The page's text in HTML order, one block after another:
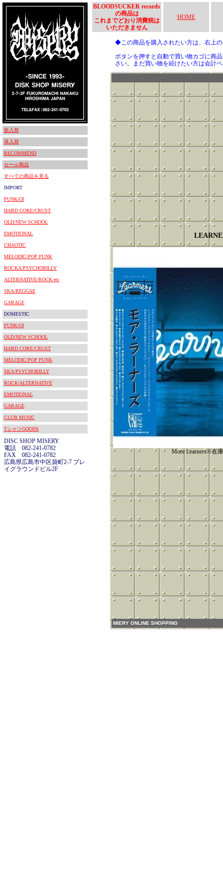
新入荷
再入荷
RECOMMEND
セール商品
すべての商品を見る
IMPORT
PUNK/OI
HARD CORE/CRUST
OLD/NEW SCHOOL
EMOTIONAL
CHAOTIC
MELODIC/POP PUNK
ROCKA/PSYCHOBILLY
ALTERNATIVE/ROCK etc
SKA/REGGAE
GARAGE
DOMESTIC
PUNK/OI
OLD/NEW SCHOOL
HARD CORE/CRUST
MELODIC/POP PUNK
SKA/PSYCHOBILLY
ROCK/ALTERNATIVE
EMOTIONAL
GARAGE
CLUB MUSIC
TシャツGOODS
DISC SHOP MISERY
電話 082-241-0782
FAX 082-241-0782
広島県広島市中区袋町2-7 プレ
イグラウンドビル2F
BLOODSUCKER records
の商品は
これまでどおり消費税は
いただきません
HOME
◆この商品を購入されたい方は、右上
ボタンを押すと自動で買い物カゴに商
さい。まだ買い物を続けたい方は会計
More Learners※在
MIERY ONLINE SHOPPING